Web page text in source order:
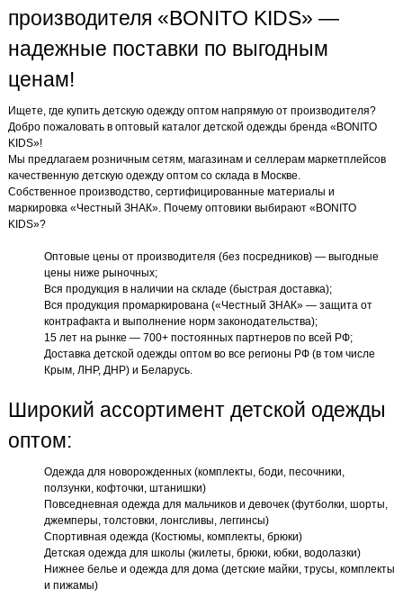
производителя «BONITO KIDS» —
надежные поставки по выгодным
ценам!
Ищете, где купить детскую одежду оптом напрямую от производителя?
Добро пожаловать в оптовый каталог детской одежды бренда «BONITO
KIDS»!
Мы предлагаем розничным сетям, магазинам и селлерам маркетплейсов
качественную детскую одежду оптом со склада в Москве.
Собственное производство, сертифицированные материалы и
маркировка «Честный ЗНАК». Почему оптовики выбирают «BONITO
KIDS»?
Оптовые цены от производителя (без посредников) — выгодные
цены ниже рыночных;
Вся продукция в наличии на складе (быстрая доставка);
Вся продукция промаркирована («Честный ЗНАК» — защита от
контрафакта и выполнение норм законодательства);
15 лет на рынке — 700+ постоянных партнеров по всей РФ;
Доставка детской одежды оптом во все регионы РФ (в том числе
Крым, ЛНР, ДНР) и Беларусь.
Широкий ассортимент детской одежды
оптом:
Одежда для новорожденных (комплекты, боди, песочники,
ползунки, кофточки, штанишки)
Повседневная одежда для мальчиков и девочек (футболки, шорты,
джемперы, толстовки, лонгсливы, леггинсы)
Спортивная одежда (Костюмы, комплекты, брюки)
Детская одежда для школы (жилеты, брюки, юбки, водолазки)
Нижнее белье и одежда для дома (детские майки, трусы, комплекты
и пижамы)